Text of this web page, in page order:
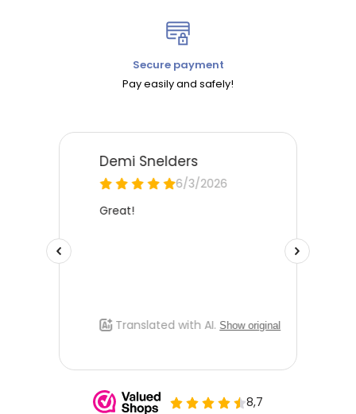
Secure payment
Pay easily and safely!